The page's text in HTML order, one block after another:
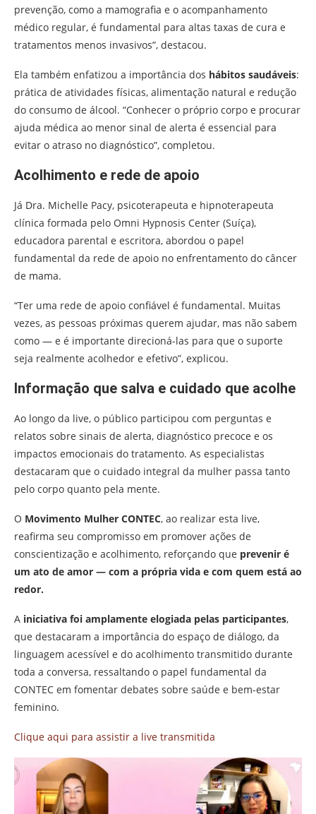
prevenção, como a mamografia e o acompanhamento
médico regular, é fundamental para altas taxas de cura e
tratamentos menos invasivos”, destacou.
Ela também enfatizou a importância dos hábitos saudáveis:
prática de atividades físicas, alimentação natural e redução
do consumo de álcool. “Conhecer o próprio corpo e procurar
ajuda médica ao menor sinal de alerta é essencial para
evitar o atraso no diagnóstico”, completou.
Acolhimento e rede de apoio
Já Dra. Michelle Pacy, psicoterapeuta e hipnoterapeuta
clínica formada pelo Omni Hypnosis Center (Suíça),
educadora parental e escritora, abordou o papel
fundamental da rede de apoio no enfrentamento do câncer
de mama.
“Ter uma rede de apoio confiável é fundamental. Muitas
vezes, as pessoas próximas querem ajudar, mas não sabem
como — e é importante direcioná-las para que o suporte
seja realmente acolhedor e efetivo”, explicou.
Informação que salva e cuidado que acolhe
Ao longo da live, o público participou com perguntas e
relatos sobre sinais de alerta, diagnóstico precoce e os
impactos emocionais do tratamento. As especialistas
destacaram que o cuidado integral da mulher passa tanto
pelo corpo quanto pela mente.
O Movimento Mulher CONTEC, ao realizar esta live,
reafirma seu compromisso em promover ações de
conscientização e acolhimento, reforçando que prevenir é
um ato de amor — com a própria vida e com quem está ao
redor.
A iniciativa foi amplamente elogiada pelas participantes,
que destacaram a importância do espaço de diálogo, da
linguagem acessível e do acolhimento transmitido durante
toda a conversa, ressaltando o papel fundamental da
CONTEC em fomentar debates sobre saúde e bem-estar
feminino.
Clique aqui para assistir a live transmitida